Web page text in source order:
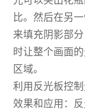
比。然后在另
来填充阴影部
时让整个画面
区域。
利用反光板控
效果和应用：